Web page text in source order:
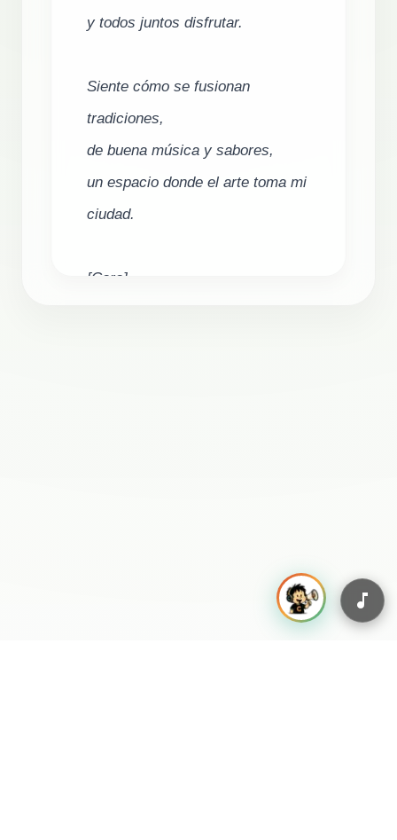
y todos juntos disfrutar.
Siente cómo se fusionan
tradiciones,
de buena música y sabores,
un espacio donde el arte toma mi
ciudad.
[Coro]
Al cielo abierto, Caminarte por